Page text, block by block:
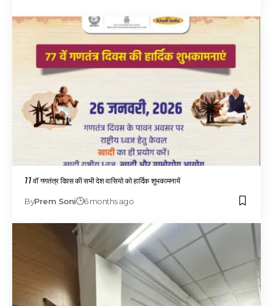
77 वॉ गणतंत्र दिवस की सभी देश वासियो को हार्दिक शुभकामनायें
ByPrem Soni 6 months ago